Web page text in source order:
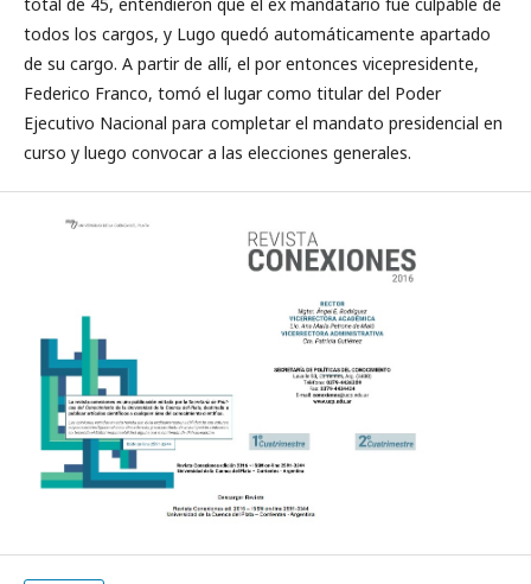
todos los cargos, y Lugo quedó automáticamente apartado
de su cargo. A partir de allí, el por entonces vicepresidente,
Federico Franco, tomó el lugar como titular del Poder
Ejecutivo Nacional para completar el mandato presidencial en
curso y luego convocar a las elecciones generales.